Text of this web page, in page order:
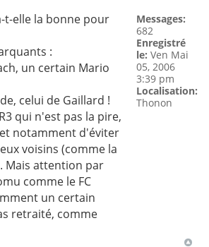
t-elle la bonne pour
:
un certain Mario
celui de Gaillard !
qui n'est pas la pire,
notamment d'éviter
voisins (comme la
Mais attention par
comme le FC
un certain
retraité, comme
Messages:
682
Enregistré
le: Ven Mai
05, 2006
3:39 pm
Localisation:
Thonon